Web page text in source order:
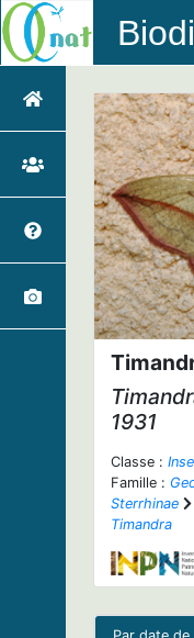
1931
Classe :
Famille :
Sterrhinae
Timandra